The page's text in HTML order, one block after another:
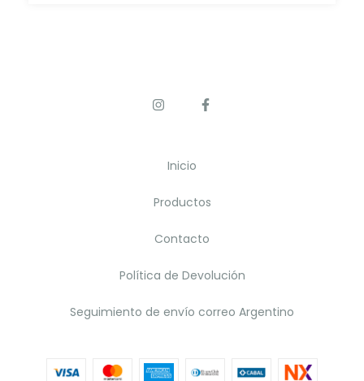
Inicio
Productos
Contacto
Política de Devolución
Seguimiento de envío correo Argentino